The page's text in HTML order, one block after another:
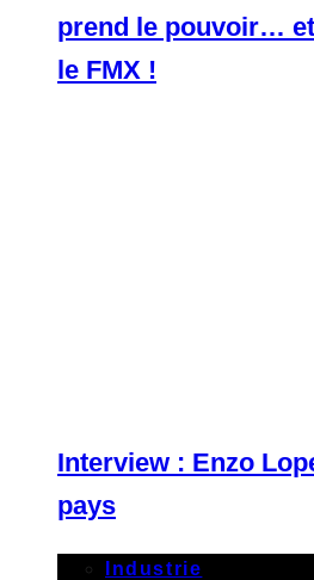
prend le pouvoir…
le FMX !
Interview : Enzo
pays
Industrie